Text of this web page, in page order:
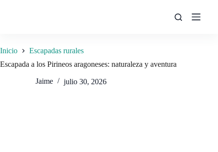
Inicio
Escapadas rurales
Escapada a los Pirineos aragoneses: naturaleza y aventura
Jaime julio 30, 2026